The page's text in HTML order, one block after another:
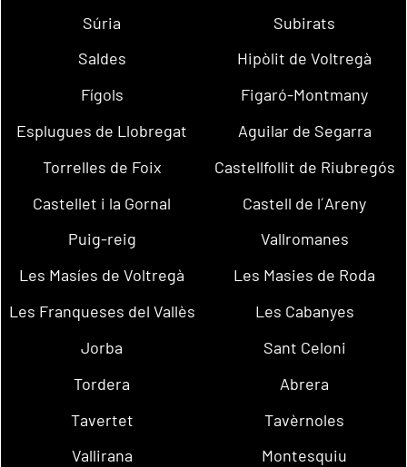
Súria
Subirats
Saldes
Hipòlit de Voltregà
Fígols
Figaró-Montmany
Esplugues de Llobregat
Aguilar de Segarra
Torrelles de Foix
Castellfollit de Riubregós
Castellet i la Gornal
Castell de l´Areny
Puig-reig
Vallromanes
Les Masíes de Voltregà
Les Masies de Roda
Les Franqueses del Vallès
Les Cabanyes
Jorba
Sant Celoni
Tordera
Abrera
Tavertet
Tavèrnoles
Vallirana
Montesquiu